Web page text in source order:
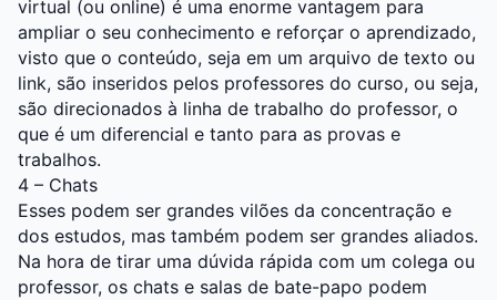
virtual (ou online) é uma enorme vantagem para
ampliar o seu conhecimento e reforçar o aprendizado,
visto que o conteúdo, seja em um arquivo de texto ou
link, são inseridos pelos professores do curso, ou seja,
são direcionados à linha de trabalho do professor, o
que é um diferencial e tanto para as provas e
trabalhos.
4 – Chats
Esses podem ser grandes vilões da concentração e
dos estudos, mas também podem ser grandes aliados.
Na hora de tirar uma dúvida rápida com um colega ou
professor, os chats e salas de bate-papo podem